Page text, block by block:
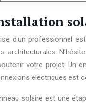
d’un professionnel
architecturales.
votre projet. Un
électriques est
solaire est une